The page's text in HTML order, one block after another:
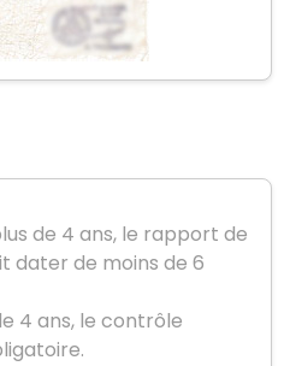
de 4 ans, le rapport de
dater de moins de 6
4 ans, le contrôle